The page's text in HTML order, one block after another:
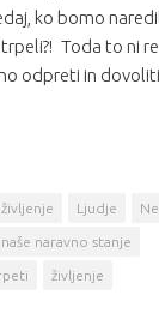
ko bomo
Toda to ni
odpreti in
Ljudje
naravno stanje
življenje